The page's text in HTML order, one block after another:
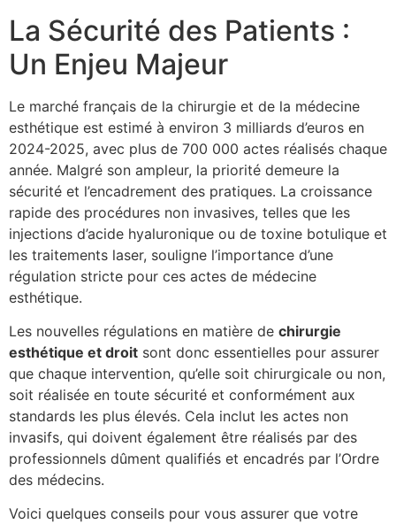
La Sécurité des Patients :
Un Enjeu Majeur
Le marché français de la chirurgie et de la médecine
esthétique est estimé à environ 3 milliards d’euros en
2024-2025, avec plus de 700 000 actes réalisés chaque
année. Malgré son ampleur, la priorité demeure la
sécurité et l’encadrement des pratiques. La croissance
rapide des procédures non invasives, telles que les
injections d’acide hyaluronique ou de toxine botulique et
les traitements laser, souligne l’importance d’une
régulation stricte pour ces actes de médecine
esthétique.
Les nouvelles régulations en matière de chirurgie
esthétique et droit sont donc essentielles pour assurer
que chaque intervention, qu’elle soit chirurgicale ou non,
soit réalisée en toute sécurité et conformément aux
standards les plus élevés. Cela inclut les actes non
invasifs, qui doivent également être réalisés par des
professionnels dûment qualifiés et encadrés par l’Ordre
des médecins.
Voici quelques conseils pour vous assurer que votre